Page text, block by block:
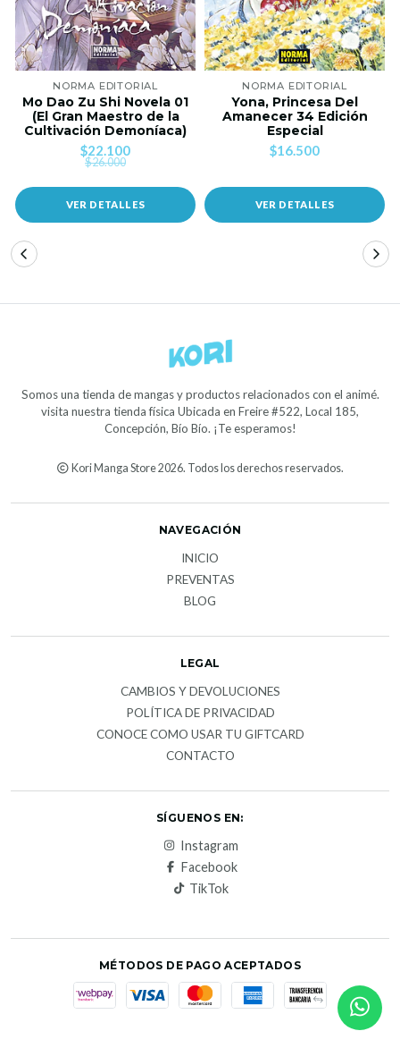
NORMA EDITORIAL
Mo Dao Zu Shi Novela 01
(El Gran Maestro de la
Cultivación Demoníaca)
$22.100
$26.000
VER DETALLES
NORMA EDITORIAL
Yona, Princesa Del
Amanecer 34 Edición
Especial
$16.500
VER DETALLES
Somos una tienda de mangas y productos relacionados con el animé.
visita nuestra tienda física Ubicada en Freire #522, Local 185,
Concepción, Bío Bío. ¡Te esperamos!
Kori Manga Store 2026. Todos los derechos reservados.
NAVEGACIÓN
INICIO
PREVENTAS
BLOG
LEGAL
CAMBIOS Y DEVOLUCIONES
POLÍTICA DE PRIVACIDAD
CONOCE COMO USAR TU GIFTCARD
CONTACTO
SÍGUENOS EN:
Instagram
Facebook
TikTok
MÉTODOS DE PAGO ACEPTADOS